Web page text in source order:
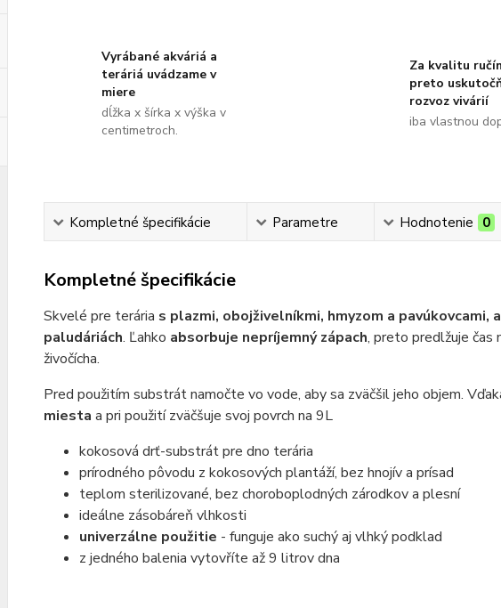
Vyrábané akváriá a
teráriá uvádzame v
miere
dĺžka x šírka x výška v
centimetroch.
Za kvalitu
preto
rozvoz vivárií
iba vlastnou
Kompletné špecifikácie Parametre Hodnotenie 0
Kompletné špecifikácie
Skvelé pre terária s plazmi, obojživelníkmi, hmyzom a
paludáriách. Ľahko absorbuje nepríjemný zápach, preto predlžuje čas
živočícha.
Pred použitím substrát namočte vo vode, aby sa zväčšil jeho objem.
miesta a pri použití zväčšuje svoj povrch na 9L
kokosová drť-substrát pre dno terária
prírodného pôvodu z kokosových plantáží, bez hnojív a prísad
teplom sterilizované, bez choroboplodných zárodkov a plesní
ideálne zásobáreň vlhkosti
univerzálne použitie - funguje ako suchý aj vlhký podklad
z jedného balenia vytovříte až 9 litrov dna